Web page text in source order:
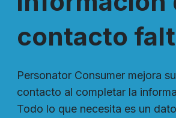
contacto
Personator Consumer mejora
contacto al completar la
Todo lo que necesita es un